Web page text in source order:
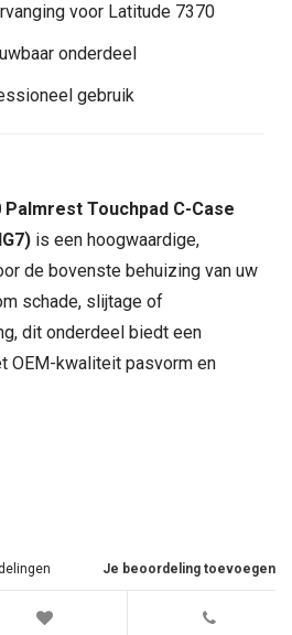
voor Latitude 7370
onderdeel
gebruik
Touchpad C-Case
is een hoogwaardige,
de bovenste behuizing van uw
schade, slijtage of
dit onderdeel biedt een
OEM-kwaliteit pasvorm en
Je beoordeling toevoegen